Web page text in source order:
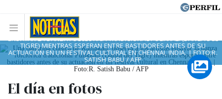
El día en fotos
UNA BAILARINA CLÁSICA DE KATHAKALI, OBSERVA A LOS ARTISTAS
ENSAYAR LA DANZA FOLCLÓRICA TRADICIONAL PULIKKALI (DANZA DEL
TIGRE) MIENTRAS ESPERAN ENTRE BASTIDORES ANTES DE SU
ACTUACIÓN EN UN FESTIVAL CULTURAL EN CHENNAI, INDIA. | FOTO:R.
SATISH BABU / AFP